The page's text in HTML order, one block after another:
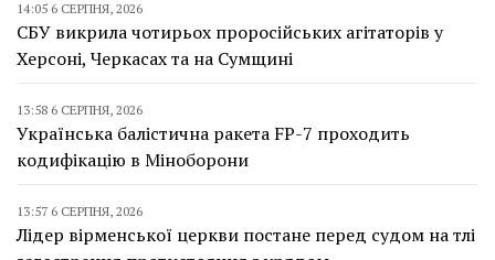
14:05 6 СЕРПНЯ, 2026
СБУ викрила чотирьох проросійських агітаторів у
Херсоні, Черкасах та на Сумщині
13:58 6 СЕРПНЯ, 2026
Українська балістична ракета FP-7 проходить
кодифікацію в Міноборони
13:57 6 СЕРПНЯ, 2026
Лідер вірменської церкви постане перед судом на тлі